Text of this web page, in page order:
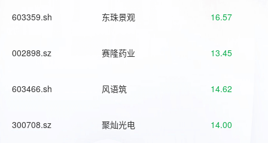
603359.sh 东珠景观 16.57
002898.sz 赛隆药业 13.45
603466.sh 风语筑 14.62
300708.sz 聚灿光电 14.00